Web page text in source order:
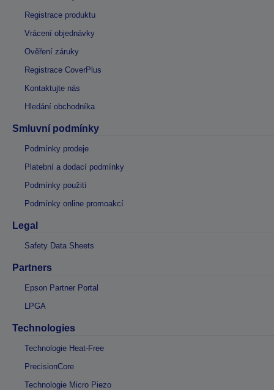
Registrace produktu
Vrácení objednávky
Ověření záruky
Registrace CoverPlus
Kontaktujte nás
Hledání obchodníka
Smluvní podmínky
Podmínky prodeje
Platební a dodací podmínky
Podmínky použití
Podmínky online promoakcí
Legal
Safety Data Sheets
Partners
Epson Partner Portal
LPGA
Technologies
Technologie Heat-Free
PrecisionCore
Technologie Micro Piezo